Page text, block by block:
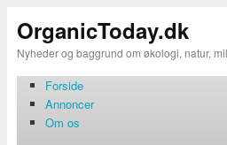
OrganicToday.dk
Nyheder og baggrund om økologi, natur,
Forside
Annoncer
Om os